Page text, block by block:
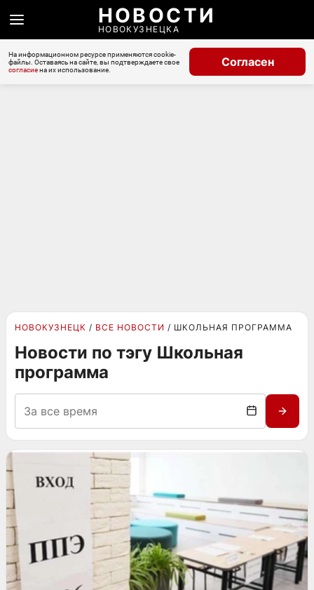
НОВОСТИ
НОВОКУЗНЕЦКА
На информационном ресурсе применяются cookie-
файлы. Оставаясь на сайте, вы подтверждаете свое
согласиена их использование.
Согласен
НОВОКУЗНЕЦК ВСЕ НОВОСТИ ШКОЛЬНАЯ ПРОГРАММА
Новости по тэгу Школьная
программа